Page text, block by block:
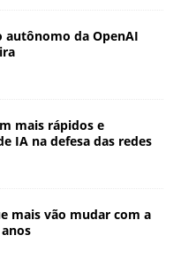
autônomo da OpenAI
mais rápidos e
IA na defesa das redes
mais vão mudar com a